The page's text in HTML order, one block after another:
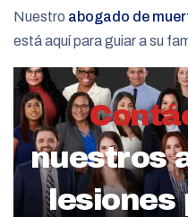
Nuestro abogado de
está aquí para guiar a su
nuestros
lesiones